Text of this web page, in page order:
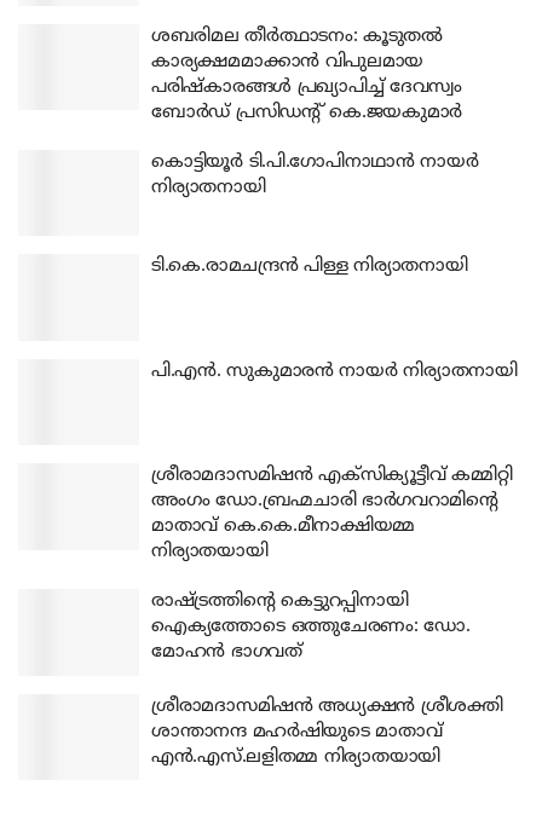
ശബരിമല തീര്‍ത്ഥാടനം: കൂടുതല്‍
കാര്യക്ഷമമാക്കാന്‍ വിപുലമായ
പരിഷ്‌കാരങ്ങള്‍ പ്രഖ്യാപിച്ച് ദേവസ്വം
ബോര്‍ഡ് പ്രസിഡന്റ് കെ.ജയകുമാര്‍
കൊട്ടിയൂര്‍ ടി.പി.ഗോപിനാഥാന്‍ നായര്‍
നിര്യാതനായി
ടി.കെ.രാമചന്ദ്രന്‍ പിള്ള നിര്യാതനായി
പി.എന്‍. സുകുമാരന്‍ നായര്‍ നിര്യാതനായി
ശ്രീരാമദാസമിഷന്‍ എക്‌സിക്യൂട്ടീവ് കമ്മിറ്റി
അംഗം ഡോ.ബ്രഹ്മചാരി ഭാര്‍ഗവറാമിന്റെ
മാതാവ് കെ.കെ.മീനാക്ഷിയമ്മ
നിര്യാതയായി
രാഷ്ട്രത്തിന്റെ കെട്ടുറപ്പിനായി
ഐക്യത്തോടെ ഒത്തുചേരണം: ഡോ.
മോഹന്‍ ഭാഗവത്
ശ്രീരാമദാസമിഷന്‍ അധ്യക്ഷന്‍ ശ്രീശക്തി
ശാന്താനന്ദ മഹര്‍ഷിയുടെ മാതാവ്
എന്‍.എസ്.ലളിതമ്മ നിര്യാതയായി